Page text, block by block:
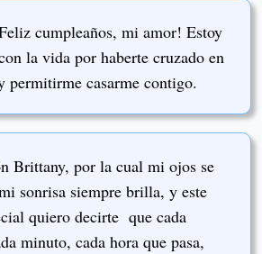
cumpleaños, mi amor! Estoy
la vida por haberte cruzado en
permitirme casarme contigo.
Brittany, por la cual mi ojos se
sonrisa siempre brilla, y este
quiero decirte que cada
minuto, cada hora que pasa,